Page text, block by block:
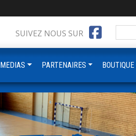
SUIVEZ NOUS SUR
MEDIAS PARTENAIRES